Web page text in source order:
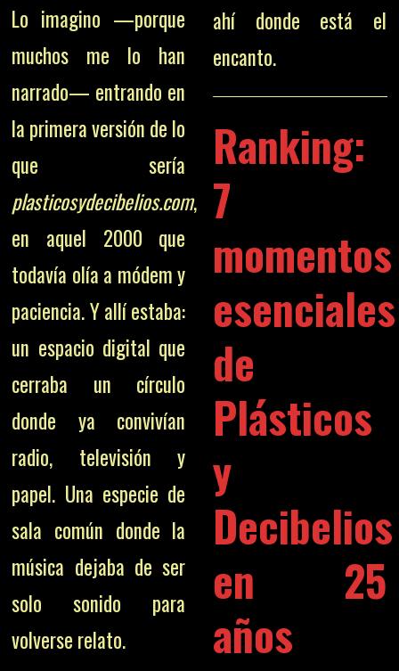
Lo imagino —porque
muchos me lo han
narrado— entrando en
la primera versión de lo
que sería
plasticosydecibelios.com,
en aquel 2000 que
todavía olía a módem y
paciencia. Y allí estaba:
un espacio digital que
cerraba un círculo
donde ya convivían
radio, televisión y
papel. Una especie de
sala común donde la
música dejaba de ser
solo sonido para
volverse relato.
ahí donde está el
encanto.
Ranking:
7
momentos
esenciales
de
Plásticos
y
Decibelios
en 25
años